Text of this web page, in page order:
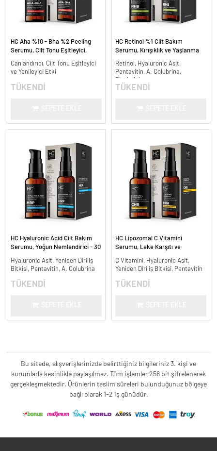
HC Aha %10 - Bha %2 Peeling
Serumu, Cilt Tonu Eşitleyici,
Canlandırıcı, Cilt Tonu Eşitleyici
ve Yenileyici Etki
TÜKENDİ
HC Retinol %1 Cilt Bakım
Serumu, Kırışıklık ve Yaşlanma
Retinol, Hyaluronic Asit,
Pentavitin, A. Colubrina,
Bisabolol
TÜKENDİ
HC Hyaluronic Acid Cilt Bakım
Serumu, Yoğun Nemlendirici - 30
Hyaluronic Asit, Yeniden Diriliş
Bitkisi, Pentavitin, A. Colubrina
TÜKENDİ
HC Lipozomal C Vitamini
Serumu, Leke Karşıtı ve
C Vitamini, Hyaluronic Asit,
Yeniden Diriliş Bitkisi, Pentavitin
TÜKENDİ
Bu sitede, alışverişlerinizde belirttiğiniz bilgileriniz 3. kişi ve
kurumlarla kesinlikle paylaşılmaz. Tüm işlemler 256 bit şifrelenerek
gerçekleşmektedir. Ürünlerin teslim süreleri bulunduğunuz bölgeye
bağlı olarak 1-2 iş günüdür.